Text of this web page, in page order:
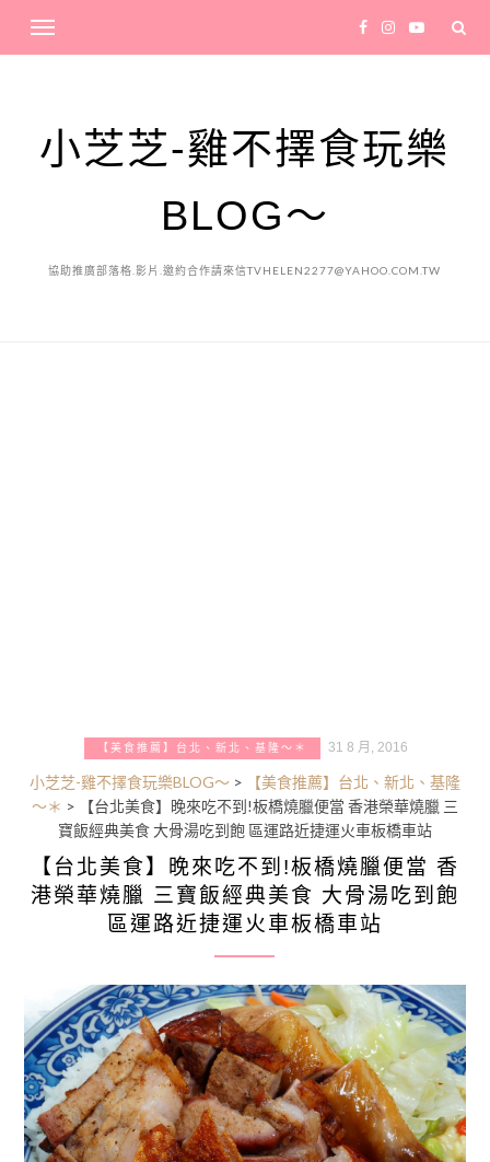
小芝芝-雞不擇食玩樂
BLOG～
協助推廣部落格.影片.邀約合作請來信TVHELEN2277@YAHOO.COM.TW
【美食推薦】台北、新北、基隆～＊ 31 8 月, 2016
小芝芝-雞不擇食玩樂BLOG～>
【美食推薦】台北、新北、基隆
～＊ >
【台北美食】晚來吃不到!板橋燒臘便當 香港榮華燒臘 三
寶飯經典美食 大骨湯吃到飽 區運路近捷運火車板橋車站
【台北美食】晚來吃不到!板橋燒臘便當 香
港榮華燒臘 三寶飯經典美食 大骨湯吃到飽
區運路近捷運火車板橋車站